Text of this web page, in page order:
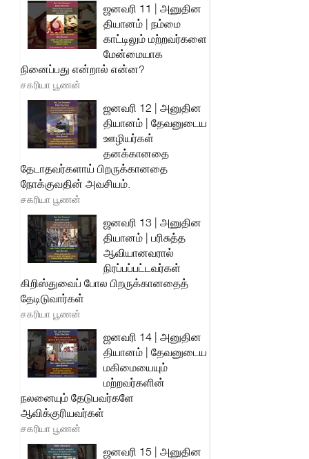
ஜனவரி 11 | அனுதின
தியானம் | நம்மை
காட்டிலும் மற்றவர்களை
மேன்மையாக
நினைப்பது என்றால் என்ன?
சகரியா பூணன்
ஜனவரி 12 | அனுதின
தியானம் | தேவனுடைய
ஊழியர்கள்
தனக்கானதை
தேடாதவர்களாய் பிறருக்கானதை
நோக்குவதின் அவசியம்.
சகரியா பூணன்
ஜனவரி 13 | அனுதின
தியானம் | பரிசுத்த
ஆவியானவரால்
நிரப்பப்பட்டவர்கள்
கிறிஸ்துவைப் போல பிறருக்கானதைத்
தேடிடுவார்கள்
சகரியா பூணன்
ஜனவரி 14 | அனுதின
தியானம் | தேவனுடைய
மகிமையையும்
மற்றவர்களின்
நலனையும் தேடுபவர்களே
ஆவிக்குரியவர்கள்
சகரியா பூணன்
ஜனவரி 15 | அனுதின